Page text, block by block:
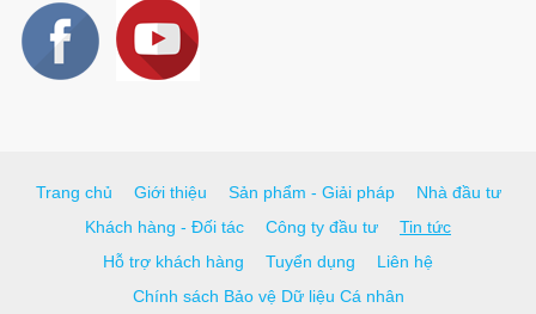
Trang chủ Giới thiệu Sản phẩm - Giải pháp
Nhà đầu tư
Khách hàng - Đối tác
Công ty đầu tư
Tin tức
Hỗ trợ khách hàng
Tuyển dụng
Liên hệ
Chính sách Bảo vệ Dữ liệu Cá nhân